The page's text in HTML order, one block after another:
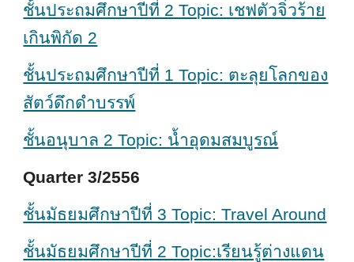
ชั้นประถมศึกษาปีที่ 2 Topic: เชฟตัวจิ๋วร้าย
เกินพิกัด 2
ชั้นประถมศึกษาปีที่ 1 Topic: ตะลุยโลกของ
สัตว์ดึกดำบรรพ์
ชั้นอนุบาล 2 Topic: น้ำอุดมสมบูรณ์
Quarter 3/2556
ชั้นมัธยมศึกษาปีที่ 3 Topic: Travel Around
ชั้นมัธยมศึกษาปีที่ 2 Topic:เรียนรู้ต่างแดน